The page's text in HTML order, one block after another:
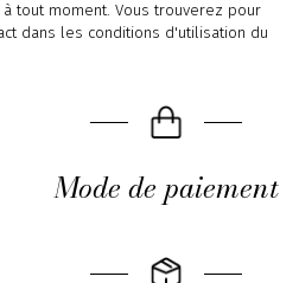
tout moment. Vous trouverez pour
dans les conditions d'utilisation du
Mode de paiement